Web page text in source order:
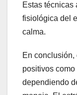
Estas técnicas
fisiológica del
calma.
En conclusión,
positivos
dependiendo